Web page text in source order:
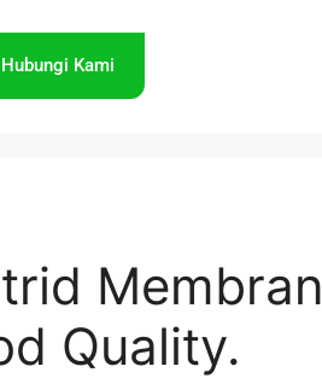
Hubungi Kami
Membran
Quality.